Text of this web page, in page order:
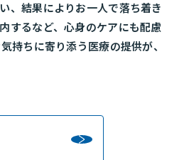
、結果によりお一人で落ち着き
するなど、心身のケアにも配慮
持ちに寄り添う医療の提供が、